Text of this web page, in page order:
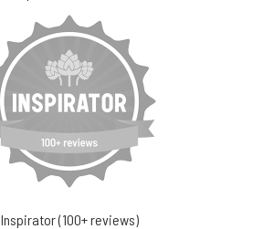
Inspirator (100+ reviews)